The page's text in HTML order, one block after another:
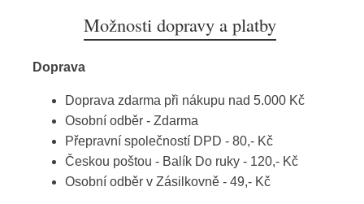
Možnosti dopravy a platby
Doprava
Doprava zdarma při nákupu nad 5.000 Kč
Osobní odběr - Zdarma
Přepravní společností DPD - 80,- Kč
Českou poštou - Balík Do ruky - 120,- Kč
Osobní odběr v Zásilkovně - 49,- Kč